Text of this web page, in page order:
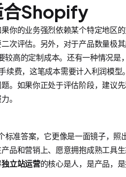
合Shopify
你的业务强烈依赖某个特定地区
次评估。另外，对于产品数量极
高的定制成本。还有一种情况
费，这笔成本需要计入利润模
。如果你正处于评估阶段，建议
。
准答案，它更像是一面镜子，照
品和营销上、愿意拥抱成熟工具
独立站运营的核心是人，是产品，